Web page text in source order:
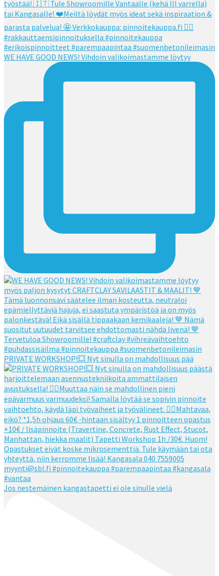
WE HAVE GOOD NEWS! Vihdoin valikoimastamme löytyy
PRIVATE WORKSHOP!💥 Nyt sinulla on mahdollisuus pää
Jos nestemäinen kangastapetti ei ole sinulle vielä